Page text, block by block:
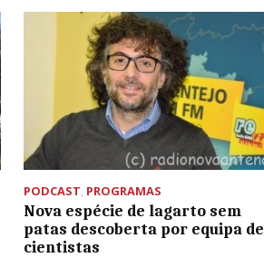
PODCAST, PROGRAMAS
Nova espécie de lagarto sem
patas descoberta por equipa de
cientistas